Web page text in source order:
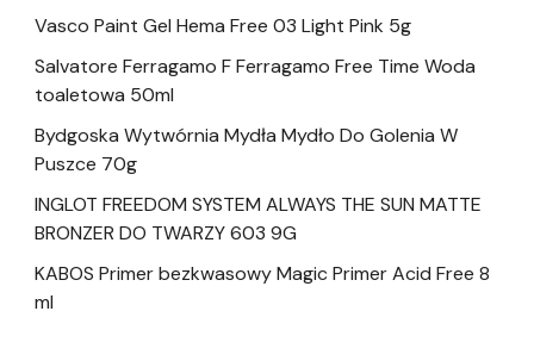
Vasco Paint Gel Hema Free 03 Light Pink 5g
Salvatore Ferragamo F Ferragamo Free Time Woda
toaletowa 50ml
Bydgoska Wytwórnia Mydła Mydło Do Golenia W
Puszce 70g
INGLOT FREEDOM SYSTEM ALWAYS THE SUN MATTE
BRONZER DO TWARZY 603 9G
KABOS Primer bezkwasowy Magic Primer Acid Free 8
ml